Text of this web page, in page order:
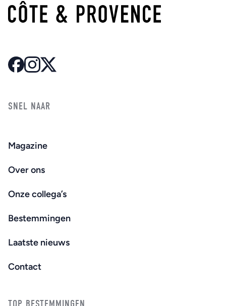
SNEL NAAR
Magazine
Over ons
Onze collega’s
Bestemmingen
Laatste nieuws
Contact